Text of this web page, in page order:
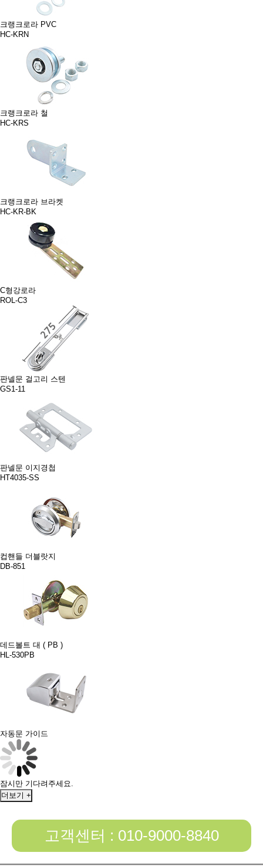
크랭크로라 PVC
HC-KRN
크랭크로라 철
HC-KRS
크랭크로라 브라켓
HC-KR-BK
C형강로라
ROL-C3
판넬문 걸고리 스텐
GS1-11
판넬문 이지경첩
HT4035-SS
컵핸들 더블랏지
DB-851
데드볼트 대 ( PB )
HL-530PB
자동문 가이드
잠시만 기다려주세요.
더보기 +
고객센터 : 010-9000-8840